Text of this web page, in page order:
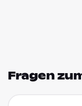
Fragen